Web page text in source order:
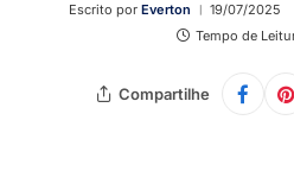
Escrito por Everton 19/07/2025
Tempo de
Compartilhe